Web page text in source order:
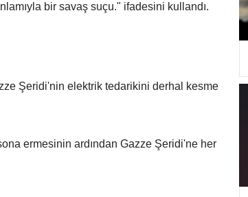
bir savaş suçu." ifadesini kullandı.
Şeridi'nin elektrik tedarikini derhal kesme
ermesinin ardından Gazze Şeridi'ne her